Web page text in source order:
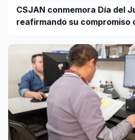
CSJAN conmemora Día del
reafirmando su compromiso